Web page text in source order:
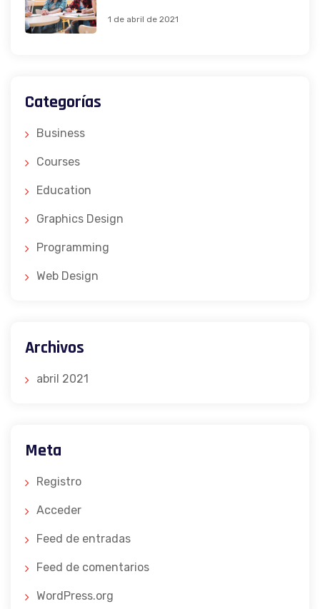
1 de abril de 2021
Categorías
Business
Courses
Education
Graphics Design
Programming
Web Design
Archivos
abril 2021
Meta
Registro
Acceder
Feed de entradas
Feed de comentarios
WordPress.org